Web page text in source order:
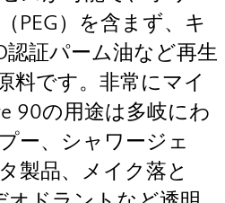
PEG）を含まず、キ
認証パーム油など再生
料です。非常にマイ
90の用途は多岐にわ
ー、シャワージェ
製品、メイク落と